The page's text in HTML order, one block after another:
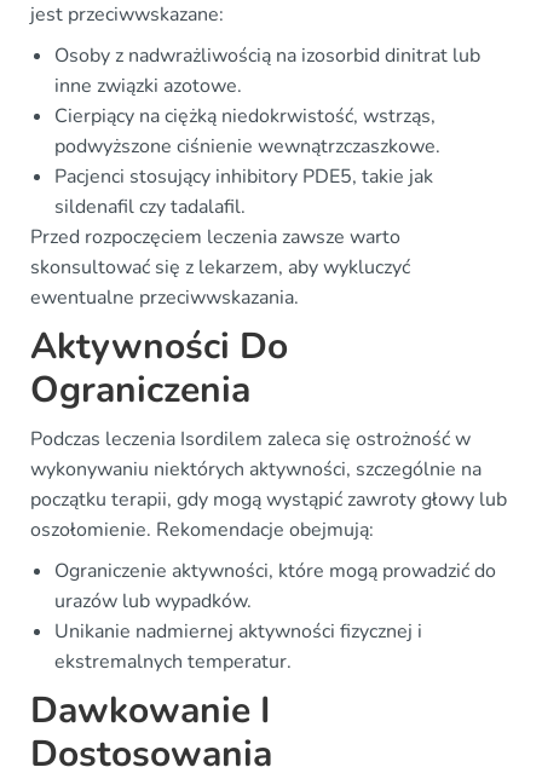
jest przeciwwskazane:
Osoby z nadwrażliwością na izosorbid dinitrat lub
inne związki azotowe.
Cierpiący na ciężką niedokrwistość, wstrząs,
podwyższone ciśnienie wewnątrzczaszkowe.
Pacjenci stosujący inhibitory PDE5, takie jak
sildenafil czy tadalafil.
Przed rozpoczęciem leczenia zawsze warto
skonsultować się z lekarzem, aby wykluczyć
ewentualne przeciwwskazania.
Aktywności Do
Ograniczenia
Podczas leczenia Isordilem zaleca się ostrożność w
wykonywaniu niektórych aktywności, szczególnie na
początku terapii, gdy mogą wystąpić zawroty głowy lub
oszołomienie. Rekomendacje obejmują:
Ograniczenie aktywności, które mogą prowadzić do
urazów lub wypadków.
Unikanie nadmiernej aktywności fizycznej i
ekstremalnych temperatur.
Dawkowanie I
Dostosowania